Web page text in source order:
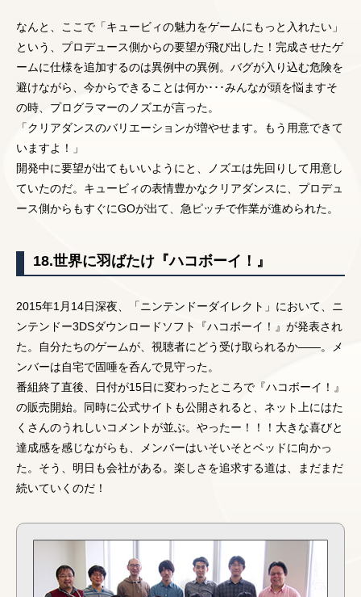
なんと、ここで「キュービィの魅力をゲームにもっと入れたい」
という、プロデュース側からの要望が飛び出した！完成させたゲ
ームに仕様を追加するのは異例中の異例。バグが入り込む危険を
避けながら、今からできることは何か･･･みんなが頭を悩ますそ
の時、プログラマーのノズエが言った。
「クリアダンスのバリエーションが増やせます。もう用意できて
いますよ！」
開発中に要望が出てもいいようにと、ノズエは先回りして用意し
ていたのだ。キュービィの表情豊かなクリアダンスに、プロデュ
ース側からもすぐにGOが出て、急ピッチで作業が進められた。
18.世界に羽ばたけ『ハコボーイ！』
2015年1月14日深夜、「ニンテンドーダイレクト」において、ニ
ンテンドー3DSダウンロードソフト『ハコボーイ！』が発表され
た。自分たちのゲームが、視聴者にどう受け取られるか――。メ
ンバーは自宅で固唾を呑んで見守った。
番組終了直後、日付が15日に変わったところで『ハコボーイ！』
の販売開始。同時に公式サイトも公開されると、ネット上にはた
くさんのうれしいコメントが並ぶ。やったー！！！大きな喜びと
達成感を感じながらも、メンバーはいそいそとベッドに向かっ
た。そう、明日も会社がある。楽しさを追求する道は、まだまだ
続いていくのだ！